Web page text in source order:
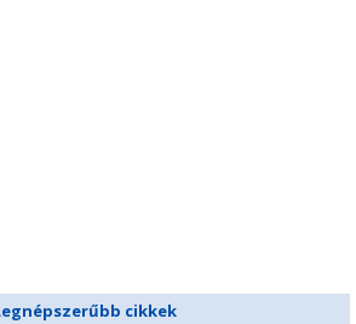
cikkek